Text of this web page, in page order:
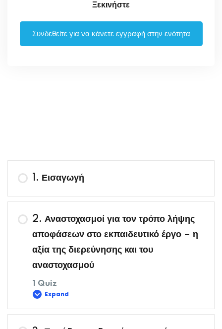
Ξεκινήστε
Συνδεθείτε για να κάνετε εγγραφή στην ενότητα
1. Εισαγωγή
2. Αναστοχασμοί για τον τρόπο λήψης
αποφάσεων στο εκπαιδευτικό έργο – η
αξία της διερεύνησης και του
αναστοχασμού
1 Quiz
Expand